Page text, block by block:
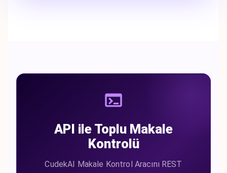
API ile Toplu Makale
Kontrolü
CudekAI Makale Kontrol Aracını REST